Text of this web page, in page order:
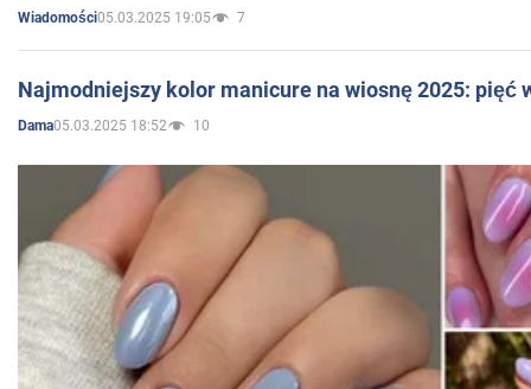
Wiadomości05.03.2025 19:05 7
Najmodniejszy kolor manicure na wiosnę 2025: pięć
Dama05.03.2025 18:52 10